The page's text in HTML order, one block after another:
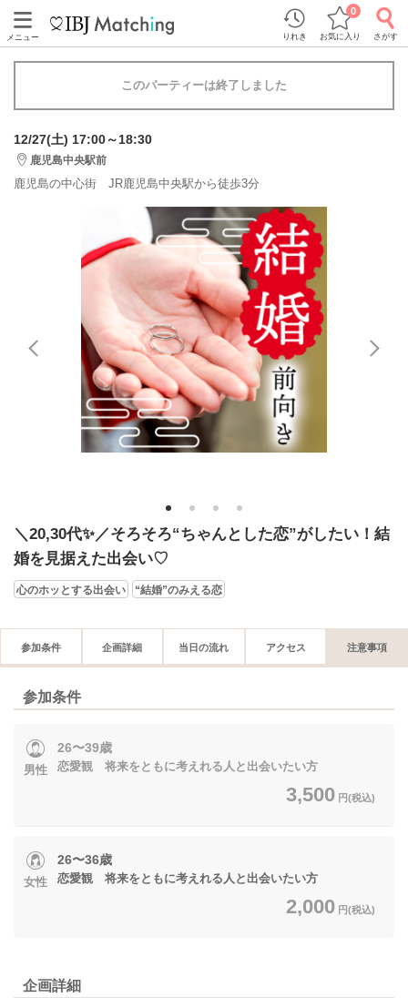
メニュー りれき お気に入り
0
さがす
このパーティーは終了しました
12/27(土) 17:00～18:30
鹿児島中央駅前
鹿児島の中心街 JR鹿児島中央駅から徒歩3分
1 2 3 4
＼20,30代✨／そろそろ“ちゃんとした恋”がしたい！結
婚を見据えた出会い♡
心のホッとする出会い “結婚”のみえる恋
参加条件 企画詳細 当日の流れ アクセス 注意事項
参加条件
男性
26〜39歳
恋愛観 将来をともに考えれる人と出会いたい方
3,500 円(税込)
女性
26〜36歳
恋愛観 将来をともに考えれる人と出会いたい方
2,000 円(税込)
企画詳細